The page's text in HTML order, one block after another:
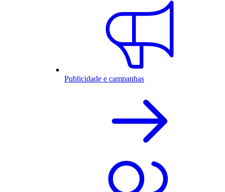
Publicidade e campanhas